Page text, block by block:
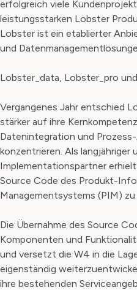
erfolgreich viele
leistungsstarken Lobster
Lobster ist ein etablierter
und
Lobster_data, Lobster_pro
Vergangenes Jahr entschied
stärker auf ihre
Datenintegration und
konzentrieren. Als langjähriger
Implementationspartner
Source Code des Produkt-
Managementsystems (PIM) zu
Die Übernahme des Source
Komponenten und
und versetzt die W4 in die
eigenständig
ihre bestehenden